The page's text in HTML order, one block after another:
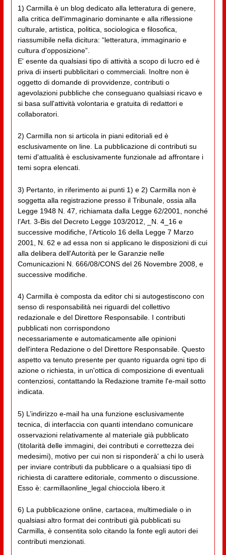
1) Carmilla è un blog dedicato alla letteratura di genere,
alla critica dell'immaginario dominante e alla riflessione
culturale, artistica, politica, sociologica e filosofica,
riassumibile nella dicitura: “letteratura, immaginario e
cultura d'opposizione”.
E' esente da qualsiasi tipo di attività a scopo di lucro ed è
priva di inserti pubblicitari o commerciali. Inoltre non è
oggetto di domande di provvidenze, contributi o
agevolazioni pubbliche che conseguano qualsiasi ricavo e
si basa sull'attività volontaria e gratuita di redattori e
collaboratori.
2) Carmilla non si articola in piani editoriali ed è
esclusivamente on line. La pubblicazione di contributi su
temi d'attualità è esclusivamente funzionale ad affrontare i
temi sopra elencati.
3) Pertanto, in riferimento ai punti 1) e 2) Carmilla non è
soggetta alla registrazione presso il Tribunale, ossia alla
Legge 1948 N. 47, richiamata dalla Legge 62/2001, nonché
l’Art. 3-Bis del Decreto Legge 103/2012, _N. 4_16 e
successive modifiche, l’Articolo 16 della Legge 7 Marzo
2001, N. 62 e ad essa non si applicano le disposizioni di cui
alla delibera dell'Autorità per le Garanzie nelle
Comunicazioni N. 666/08/CONS del 26 Novembre 2008, e
successive modifiche.
4) Carmilla è composta da editor chi si autogestiscono con
senso di responsabilità nei riguardi del collettivo
redazionale e del Direttore Responsabile. I contributi
pubblicati non corrispondono
necessariamente e automaticamente alle opinioni
dell'intera Redazione o del Direttore Responsabile. Questo
aspetto va tenuto presente per quanto riguarda ogni tipo di
azione o richiesta, in un'ottica di composizione di eventuali
contenziosi, contattando la Redazione tramite l'e-mail sotto
indicata.
5) L’indirizzo e-mail ha una funzione esclusivamente
tecnica, di interfaccia con quanti intendano comunicare
osservazioni relativamente al materiale già pubblicato
(titolarità delle immagini, dei contributi e correttezza dei
medesimi), motivo per cui non si risponderà' a chi lo userà
per inviare contributi da pubblicare o a qualsiasi tipo di
richiesta di carattere editoriale, commento o discussione.
Esso è: carmillaonline_legal chiocciola libero.it
6) La pubblicazione online, cartacea, multimediale o in
qualsiasi altro format dei contributi già pubblicati su
Carmilla, è consentita solo citando la fonte egli autori dei
contributi menzionati.